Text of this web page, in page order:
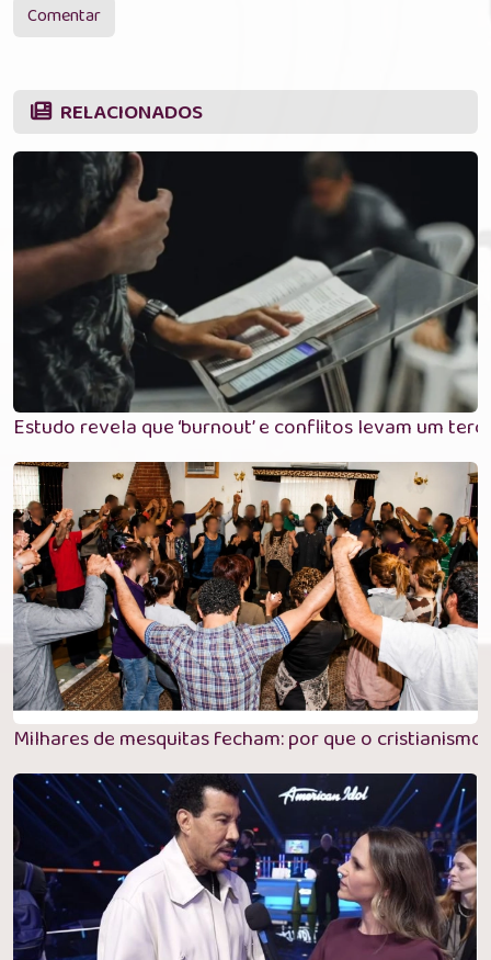
Comentar
RELACIONADOS
Estudo revela que ‘burnout’ e conflitos levam um
Milhares de mesquitas fecham: por que o